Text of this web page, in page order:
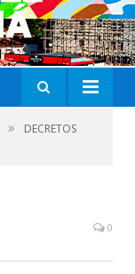
»
DECRETOS
0